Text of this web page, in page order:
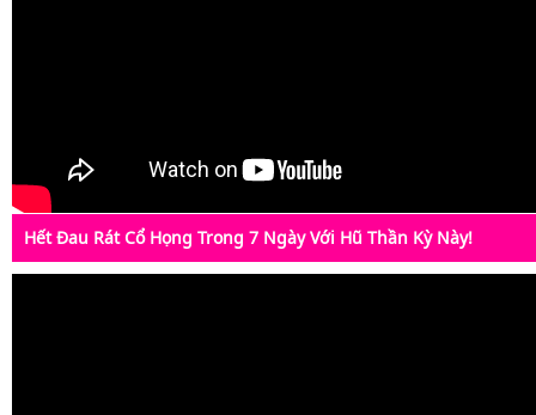
Hết Đau Rát Cổ Họng Trong 7 Ngày Với Hũ Thần Kỳ Này!